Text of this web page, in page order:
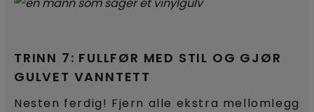
TRINN 7: FULLFØR MED STIL OG GJØR
GULVET VANNTETT
Nesten ferdig! Fjern alle ekstra mellomlegg